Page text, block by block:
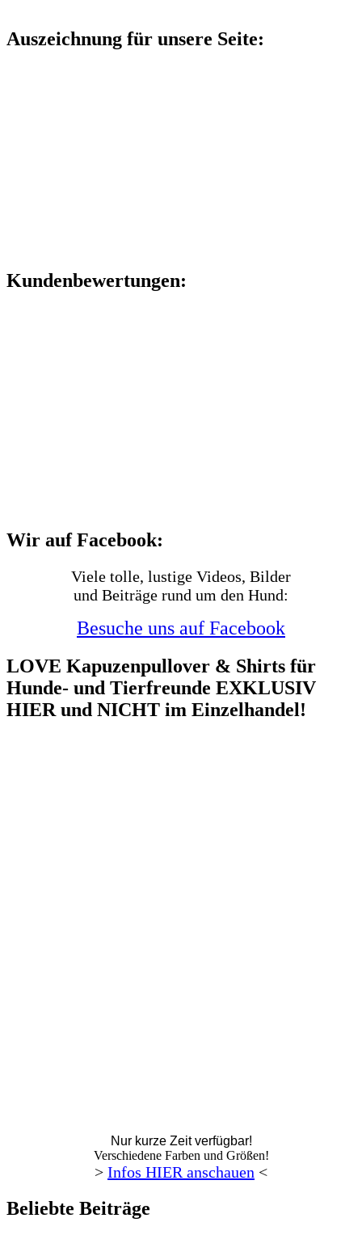
Auszeichnung für unsere Seite:
Kundenbewertungen:
Wir auf Facebook:
Viele tolle, lustige Videos, Bilder
und Beiträge rund um den Hund:
Besuche uns auf Facebook
LOVE Kapuzenpullover & Shirts für
Hunde- und Tierfreunde EXKLUSIV
HIER und NICHT im Einzelhandel!
Nur kurze Zeit verfügbar!
Verschiedene Farben und Größen!
> Infos HIER anschauen <
Beliebte Beiträge